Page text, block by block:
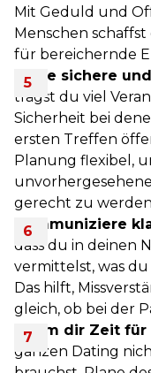
Mit Geduld und
Menschen
für bereichernde
Plane sichere
trägst du viel
Sicherheit bei
ersten Treffen
Planung flexibel,
gerecht zu
Kommuniziere
dass du in deinen
vermittelst, was
Das hilft,
gleich, ob bei der
Nimm dir Zeit
ganzen Dating